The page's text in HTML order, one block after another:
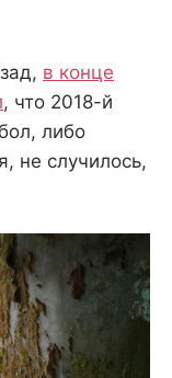
в конце
, что 2018-й
либо
не случилось,